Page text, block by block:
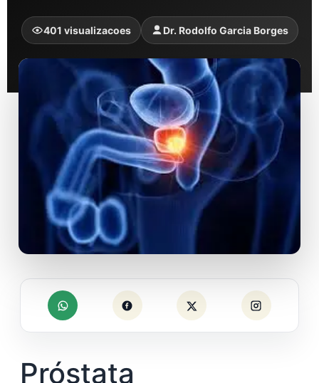
401 visualizacoes Dr. Rodolfo Garcia Borges
Próstata